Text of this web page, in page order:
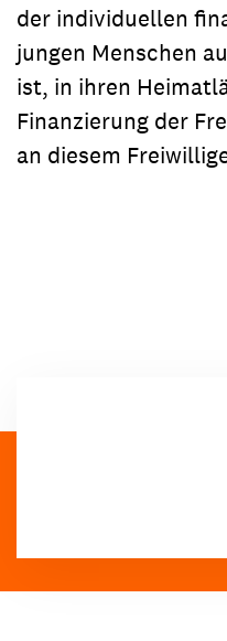
der individuellen
jungen Menschen
ist, in ihren
Finanzierung der
an diesem